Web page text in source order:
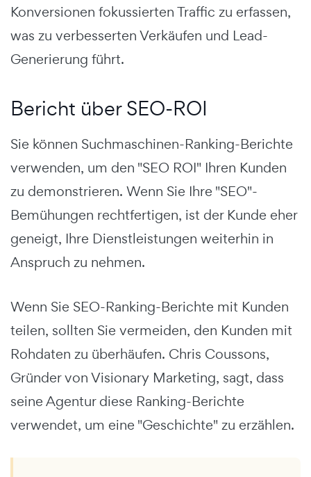
Konversionen fokussierten Traffic zu erfassen,
was zu verbesserten Verkäufen und Lead-
Generierung führt.
Bericht über SEO-ROI
Sie können Suchmaschinen-Ranking-Berichte
verwenden, um den "SEO ROI" Ihren Kunden
zu demonstrieren. Wenn Sie Ihre "SEO"-
Bemühungen rechtfertigen, ist der Kunde eher
geneigt, Ihre Dienstleistungen weiterhin in
Anspruch zu nehmen.
Wenn Sie SEO-Ranking-Berichte mit Kunden
teilen, sollten Sie vermeiden, den Kunden mit
Rohdaten zu überhäufen. Chris Coussons,
Gründer von Visionary Marketing, sagt, dass
seine Agentur diese Ranking-Berichte
verwendet, um eine "Geschichte" zu erzählen.